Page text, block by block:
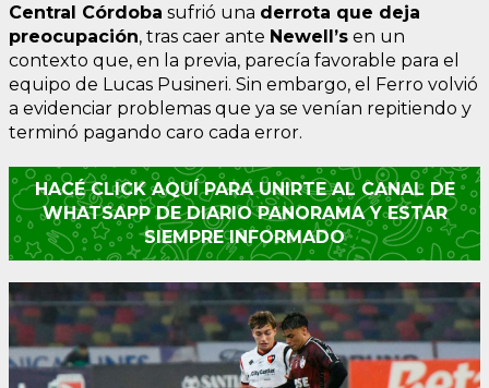
Central Córdoba sufrió una derrota que deja
preocupación, tras caer ante Newell’s en un
contexto que, en la previa, parecía favorable para el
equipo de Lucas Pusineri. Sin embargo, el Ferro volvió
a evidenciar problemas que ya se venían repitiendo y
terminó pagando caro cada error.
HACÉ CLICK AQUÍ PARA UNIRTE AL CANAL DE
WHATSAPP DE DIARIO PANORAMA Y ESTAR
SIEMPRE INFORMADO